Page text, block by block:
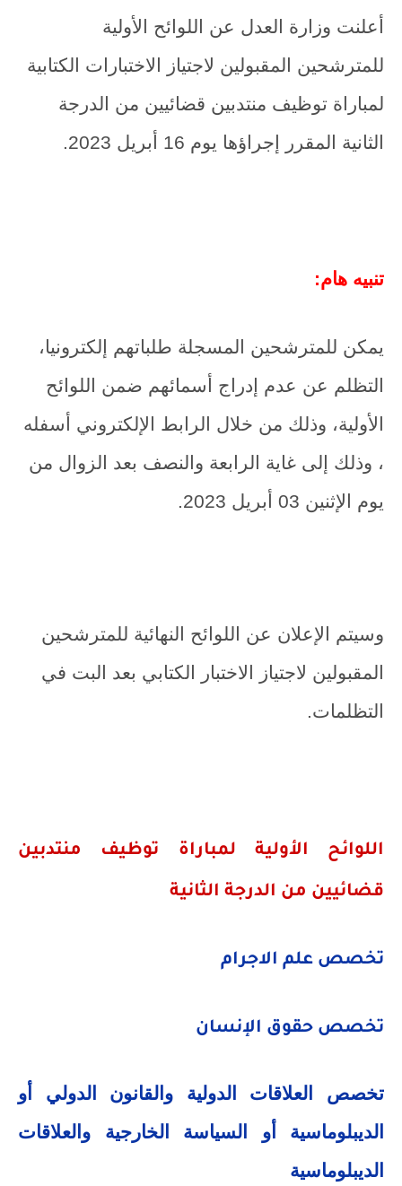
أعلنت وزارة العدل عن اللوائح الأولية
للمترشحين المقبولين لاجتياز الاختبارات الكتابية
لمباراة توظيف منتدبين قضائيين من الدرجة
الثانية المقرر إجراؤها يوم 16 أبريل 2023.
تنبيه هام:
يمكن للمترشحين المسجلة طلباتهم إلكترونيا،
التظلم عن عدم إدراج أسمائهم ضمن اللوائح
الأولية، وذلك من خلال الرابط الإلكتروني أسفله
، وذلك إلى غاية الرابعة والنصف بعد الزوال من
يوم الإثنين 03 أبريل 2023.
وسيتم الإعلان عن اللوائح النهائية للمترشحين
المقبولين لاجتياز الاختبار الكتابي بعد البت في
التظلمات.
اللوائح الأولية لمباراة توظيف منتدبين
قضائيين من الدرجة الثانية
تخصص علم الاجرام
تخصص حقوق الإنسان
تخصص العلاقات الدولية والقانون الدولي أو
الديبلوماسية أو السياسة الخارجية والعلاقات
الديبلوماسية